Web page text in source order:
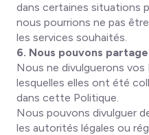
dans certaines situations
nous pourrions ne pas
les services souhaités.
6. Nous pouvons
Nous ne divulguerons
lesquelles elles ont été
dans cette Politique.
Nous pouvons divulguer
les autorités légales ou